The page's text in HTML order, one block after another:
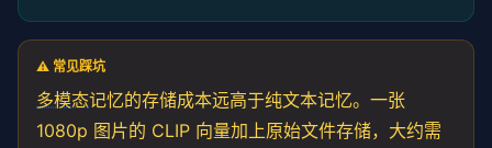
⚠️ 常见踩坑
多模态记忆的存储成本远高于纯文本记忆。一张
1080p 图片的 CLIP 向量加上原始文件存储，大约需